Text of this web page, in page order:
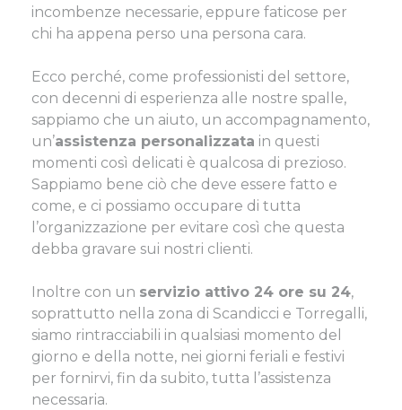
incombenze necessarie, eppure faticose per
chi ha appena perso una persona cara.
Ecco perché, come professionisti del settore,
con decenni di esperienza alle nostre spalle,
sappiamo che un aiuto, un accompagnamento,
un’assistenza personalizzata in questi
momenti così delicati è qualcosa di prezioso.
Sappiamo bene ciò che deve essere fatto e
come, e ci possiamo occupare di tutta
l’organizzazione per evitare così che questa
debba gravare sui nostri clienti.
Inoltre con un servizio attivo 24 ore su 24,
soprattutto nella zona di Scandicci e Torregalli,
siamo rintracciabili in qualsiasi momento del
giorno e della notte, nei giorni feriali e festivi
per fornirvi, fin da subito, tutta l’assistenza
necessaria.